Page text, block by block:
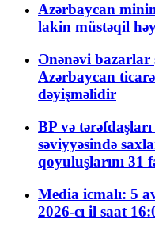
Azərbaycan
lakin müstəqil
Ənənəvi bazarlar
Azərbaycan
dəyişməlidir
BP və
səviyyəsində
qoyuluşlarını 31
Media icmalı: 5
2026-cı il saat